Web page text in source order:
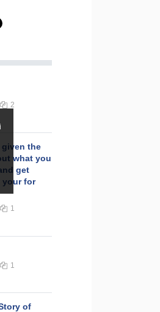
2
given the
what you
get
your for
1
1
of